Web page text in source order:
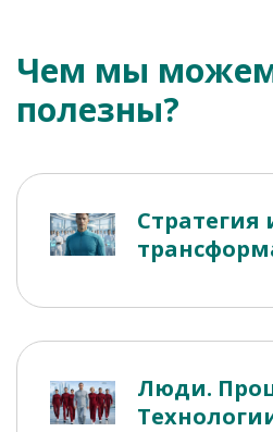
Чем мы
полезны?
Стратегия
Люди.